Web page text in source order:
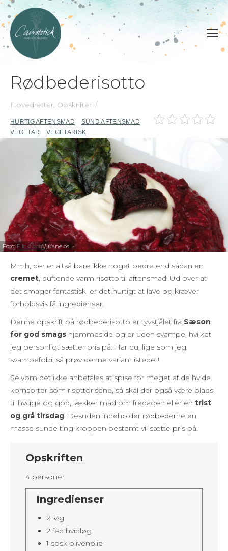
Rødbederisotto
Hovedretter, Opskrifter
HURTIG AFTENSMAD
SUND AFTENSMAD
VEGETAR
VEGETARISK
Foto: Flickr.com/juanelos
Mmh, der er altså bare ikke noget bedre end sådan en
cremet, duftende varm risotto til aftensmad. Ud over at
det smager fantastisk, er det hurtigt at lave og kræver
forholdsvis få ingredienser.
Denne opskrift på rødbederisotto er tyvstjålet fra Sæson
for god smags hjemmeside og er uden svampe, hvilket
jeg personligt sætter pris på. Har du, lige som jeg,
svampefobi, så prøv denne variant istedet!
Selvom det ikke anbefales at spise for meget af de hvide
kornsorter som risottorisene, så skal der også være plads
til hygge og god, lækker mad om fredagen eller en trist
og grå tirsdag. Desuden indeholder rødbederne en
masse sunde ting kroppen bestemt vil sætte pris på.
Opskriften
4 personer
Ingredienser
2 løg
2 fed hvidløg
1 spsk olivenolie